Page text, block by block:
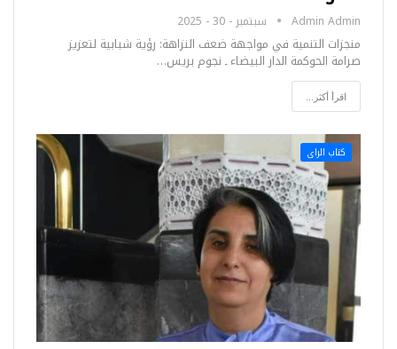
Admin Admin سبتمبر - 30 - 2025
منجزات التنمية في مواجهة ضعف النزاهة: رؤية شبابية لتعزيز
صرامة الحوكمة الدار البيضاء ـ نجوم بريس…
اقرأ أكثر...
كتاب الراى